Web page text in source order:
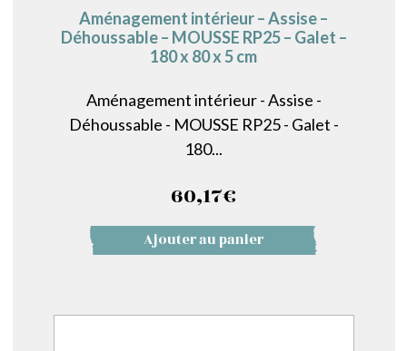
Aménagement intérieur – Assise –
Déhoussable – MOUSSE RP25 – Galet –
180 x 80 x 5 cm
Aménagement intérieur - Assise -
Déhoussable - MOUSSE RP25 - Galet -
180...
60,17€
Ajouter au panier